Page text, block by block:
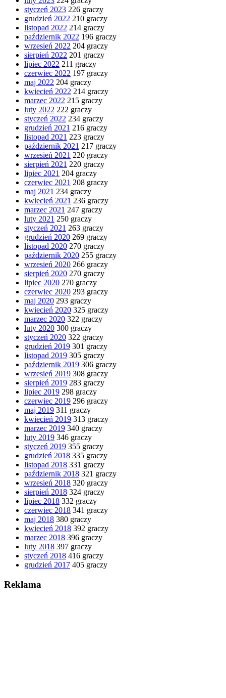
styczeń 2023 226 graczy
grudzień 2022 210 graczy
listopad 2022 214 graczy
październik 2022 196 graczy
wrzesień 2022 204 graczy
sierpień 2022 201 graczy
lipiec 2022 211 graczy
czerwiec 2022 197 graczy
maj 2022 204 graczy
kwiecień 2022 214 graczy
marzec 2022 215 graczy
luty 2022 222 graczy
styczeń 2022 234 graczy
grudzień 2021 216 graczy
listopad 2021 223 graczy
październik 2021 217 graczy
wrzesień 2021 220 graczy
sierpień 2021 220 graczy
lipiec 2021 204 graczy
czerwiec 2021 208 graczy
maj 2021 234 graczy
kwiecień 2021 236 graczy
marzec 2021 247 graczy
luty 2021 250 graczy
styczeń 2021 263 graczy
grudzień 2020 269 graczy
listopad 2020 270 graczy
październik 2020 255 graczy
wrzesień 2020 266 graczy
sierpień 2020 270 graczy
lipiec 2020 270 graczy
czerwiec 2020 293 graczy
maj 2020 293 graczy
kwiecień 2020 325 graczy
marzec 2020 322 graczy
luty 2020 300 graczy
styczeń 2020 322 graczy
grudzień 2019 301 graczy
listopad 2019 305 graczy
październik 2019 306 graczy
wrzesień 2019 308 graczy
sierpień 2019 283 graczy
lipiec 2019 298 graczy
czerwiec 2019 296 graczy
maj 2019 311 graczy
kwiecień 2019 313 graczy
marzec 2019 340 graczy
luty 2019 346 graczy
styczeń 2019 355 graczy
grudzień 2018 335 graczy
listopad 2018 331 graczy
październik 2018 321 graczy
wrzesień 2018 320 graczy
sierpień 2018 324 graczy
lipiec 2018 332 graczy
czerwiec 2018 341 graczy
maj 2018 380 graczy
kwiecień 2018 392 graczy
marzec 2018 396 graczy
luty 2018 397 graczy
styczeń 2018 416 graczy
grudzień 2017 405 graczy
Reklama